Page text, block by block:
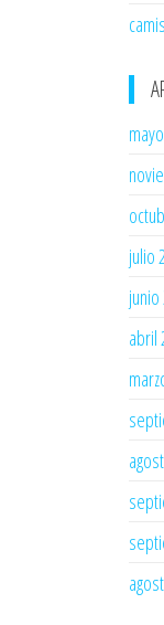
julio
junio
abril